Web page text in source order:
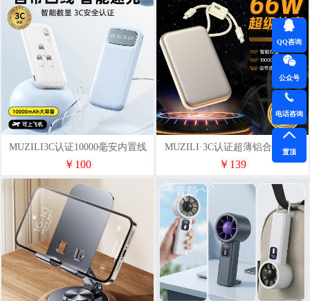
MUZILI3C认证10000毫安内置线
移动电源R107K
￥100
MUZILI·3C认证超薄铝合金超级
快充移动电源R105N
￥139
QQ咨询
公众号
电话咨询
置顶